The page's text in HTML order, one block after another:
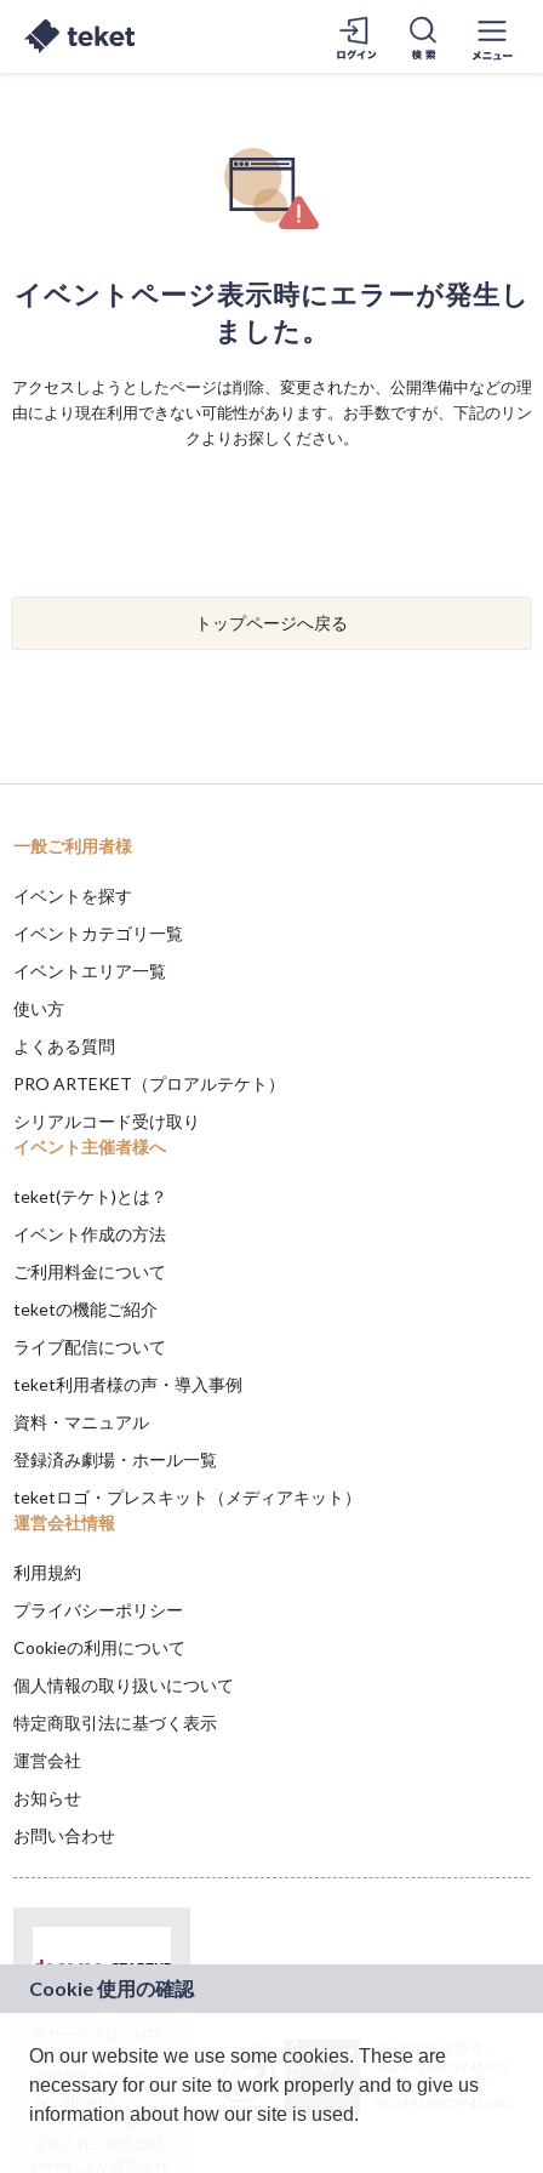
イベントページ表示時にエラーが発生し
ました。
アクセスしようとしたページは削除、変更されたか、公開準備中などの理
由により現在利用できない可能性があります。お手数ですが、下記のリン
クよりお探しください。
トップページへ戻る
一般ご利用者様
イベントを探す
イベントカテゴリ一覧
イベントエリア一覧
使い方
よくある質問
PRO ARTEKET（プロアルテケト）
シリアルコード受け取り
イベント主催者様へ
teket(テケト)とは？
イベント作成の方法
ご利用料金について
teketの機能ご紹介
ライブ配信について
teket利用者様の声・導入事例
資料・マニュアル
登録済み劇場・ホール一覧
teketロゴ・プレスキット（メディアキット）
運営会社情報
利用規約
プライバシーポリシー
Cookieの利用について
個人情報の取り扱いについて
特定商取引法に基づく表示
運営会社
お知らせ
お問い合わせ
ドコモグループの新
規事業創出プログラ
ム「docomo
STARTUP」を通じて
JASRAC許諾番号：
9024936001Y45037
JASRAC許諾番号：
On our website we use some cookies. These are
necessary for our site to work properly and to give us
information about how our site is used.